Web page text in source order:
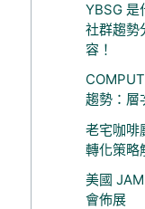
YBSG 是
社群趨勢
容！
趨勢：層
老宅咖啡
轉化策略
美國
會佈展